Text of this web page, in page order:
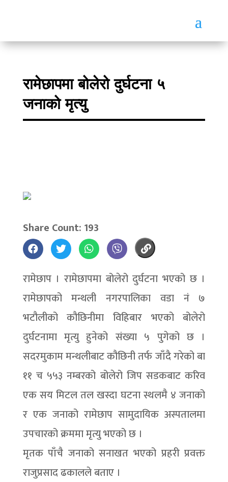
रामेछापमा बोलेरो दुर्घटना ५
जनाको मृत्यु
Share Count: 193
रामेछाप । रामेछापमा बोलेरो दुर्घटना भएको छ ।
रामेछापको मन्थली नगरपालिका वडा नं ७
भटौलीको कौछिनीमा विहिबार भएको बोलेरो
दुर्घटनामा मृत्यु हुनेको संख्या ५ पुगेको छ ।
सदरमुकाम मन्थलीबाट कौछिनी तर्फ जाँदै गरेको बा
११ च ५५३ नम्बरको बोलेरो जिप सडकबाट करिव
एक सय मिटल तल खस्दा घटना स्थलमै ४ जनाको
र एक जनाको रामेछाप सामुदायिक अस्पतालमा
उपचारको क्रममा मृत्यु भएको छ ।
मृतक पाँचै जनाको सनाखत भएको प्रहरी प्रवक्त
राजुप्रसाद ढकालले बताए ।